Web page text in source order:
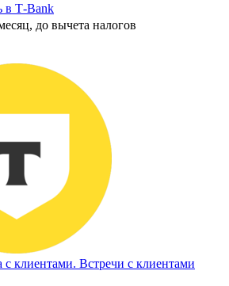
в Т-Bank
до вычета налогов
с клиентами. Встречи с клиентами